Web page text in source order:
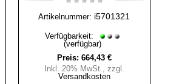
Artikelnummer: i5701321
Verfügbarkeit:
(verfügbar)
Preis: 664,43 €
Inkl. 20% MwSt., zzgl.
Versandkosten